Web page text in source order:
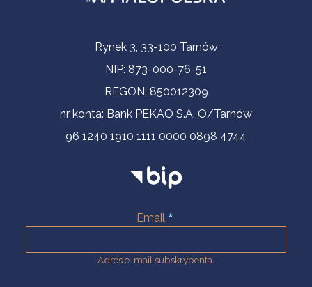
Informacje kontaktoweRynek 3, 33-100 Tarnów
NIP: 873-000-76-51
REGON: 850012309
nr konta: Bank PEKAO S.A. O/Tarnów
96 1240 1910 1111 0000 0898 4744
Email
Adres e-mail subskrybenta.